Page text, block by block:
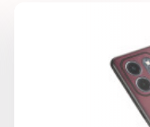
з рамкою CD Pattern для
камеру
з рамкою CD Pattern для